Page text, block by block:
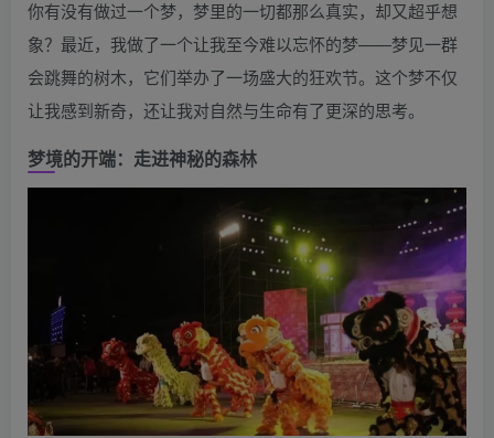
你有没有做过一个梦，梦里的一切都那么真实，却又超乎想
象？最近，我做了一个让我至今难以忘怀的梦——梦见一群
会跳舞的树木，它们举办了一场盛大的狂欢节。这个梦不仅
让我感到新奇，还让我对自然与生命有了更深的思考。
梦境的开端：走进神秘的森林